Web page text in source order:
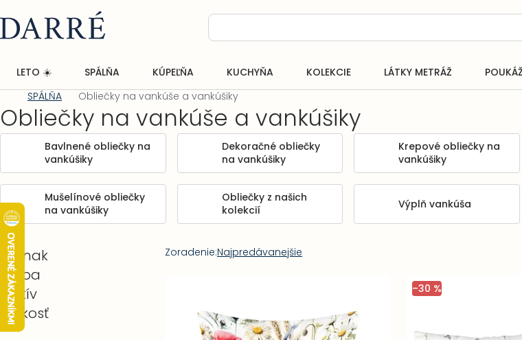
na
obsah
LETO ☀️ SPÁLŇA KÚPEĽŇA KUCHYŇA KOLEKCIE LÁTKY METRÁŽ
Domov
SPÁLŇA Obliečky na vankúše a vankúšiky
Obliečky na vankúše a vankúšiky
Bavlnené obliečky na
vankúšiky
Dekoračné obliečky
na vankúšiky
Krepové obliečky na
vankúšiky
Mušelínové obliečky
na vankúšiky
Obliečky z našich
kolekcií
Výplň vankúša
Bočný
panel
Príznak
Farba
Motív
Veľkosť
Radenie
Zoradenie:Najpredávanejšie
–30 %